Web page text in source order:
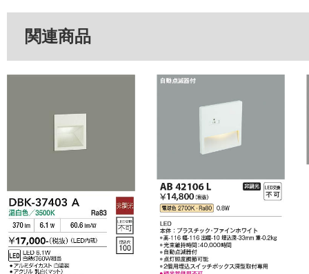
関連商品